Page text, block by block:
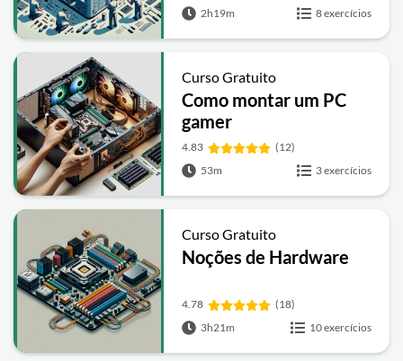
2h19m 8 exercícios
Curso Gratuito
Como montar um PC
gamer
4.83
(12)
53m
3 exercícios
Curso Gratuito
Noções de Hardware
4.78
(18)
3h21m
10 exercícios